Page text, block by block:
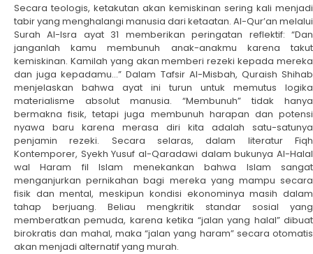
Secara teologis, ketakutan akan kemiskinan sering kali menjadi
tabir yang menghalangi manusia dari ketaatan. Al-Qur’an melalui
Surah Al-Isra ayat 31 memberikan peringatan reflektif: “Dan
janganlah kamu membunuh anak-anakmu karena takut
kemiskinan. Kamilah yang akan memberi rezeki kepada mereka
dan juga kepadamu…” Dalam Tafsir Al-Misbah, Quraish Shihab
menjelaskan bahwa ayat ini turun untuk memutus logika
materialisme absolut manusia. “Membunuh” tidak hanya
bermakna fisik, tetapi juga membunuh harapan dan potensi
nyawa baru karena merasa diri kita adalah satu-satunya
penjamin rezeki. Secara selaras, dalam literatur Fiqh
Kontemporer, Syekh Yusuf al-Qaradawi dalam bukunya Al-Halal
wal Haram fil Islam menekankan bahwa Islam sangat
menganjurkan pernikahan bagi mereka yang mampu secara
fisik dan mental, meskipun kondisi ekonominya masih dalam
tahap berjuang. Beliau mengkritik standar sosial yang
memberatkan pemuda, karena ketika “jalan yang halal” dibuat
birokratis dan mahal, maka “jalan yang haram” secara otomatis
akan menjadi alternatif yang murah.